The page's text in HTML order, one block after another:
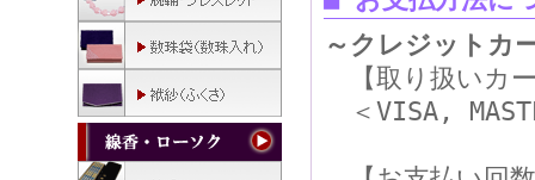
～クレジットカ
【取り扱いカ
＜VISA,